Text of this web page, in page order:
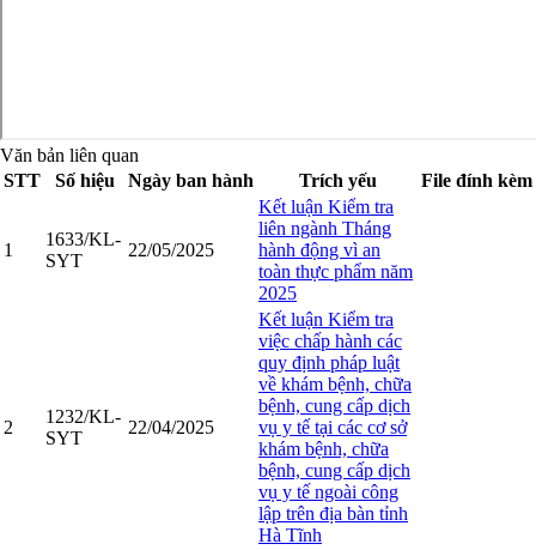
Văn bản liên quan
STT
Số hiệu Ngày ban hành Trích yếu File đính kèm
1
1633/KL-
SYT
22/05/2025
Kết luận Kiểm tra
liên ngành Tháng
hành động vì an
toàn thực phẩm năm
2025
2
1232/KL-
SYT
22/04/2025
Kết luận Kiểm tra
việc chấp hành các
quy định pháp luật
về khám bệnh, chữa
bệnh, cung cấp dịch
vụ y tế tại các cơ sở
khám bệnh, chữa
bệnh, cung cấp dịch
vụ y tế ngoài công
lập trên địa bàn tỉnh
Hà Tĩnh